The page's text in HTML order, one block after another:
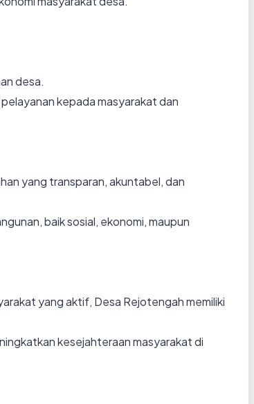
desa.
kepada masyarakat dan
yang transparan, akuntabel, dan
baik sosial, ekonomi, maupun
yang aktif, Desa Rejotengah memiliki
kesejahteraan masyarakat di